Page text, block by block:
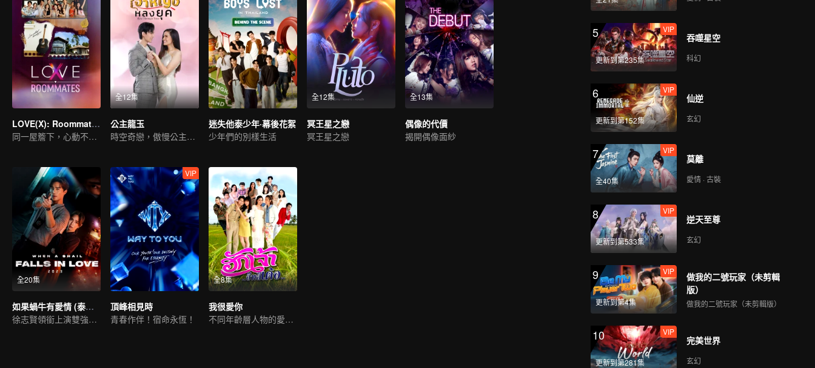
LOVE(X): Roommates
同一屋簷下，心動不設防！LOVE(X)合拍室友特輯
全12集
公主龍玉
時空奇戀，傲慢公主情牽異代
迷失他泰少年·幕後花絮
少年們的別樣生活
全12集
冥王星之戀
冥王星之戀
全13集
偶像的代價
揭開偶像面紗
全20集
如果蝸牛有愛情 (泰國版)
徐志賢領銜上演雙強探案
VIP
頂峰相見時
青春作伴！宿命永恆！
全8集
我很愛你
不同年齡層人物的愛情故事
5
更新到第235集
VIP
吞噬星空
科幻
6
更新到第152集
VIP
仙逆
玄幻
7
全40集
VIP
莫離
愛情 · 古裝
8
更新到第533集
VIP
逆天至尊
玄幻
9
更新到第4集
VIP
做我的二號玩家（未剪輯
版）
做我的二號玩家（未剪輯版）
10
更新到第281集
VIP
完美世界
玄幻